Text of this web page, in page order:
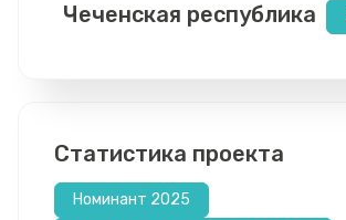
Чеченская республика
Статистика проекта
Номинант 2025